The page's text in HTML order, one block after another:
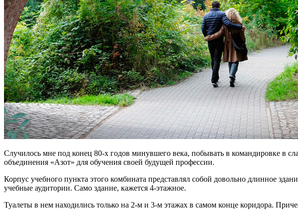
Случилось мне под конец 80-х годов минувшего века, побывать в командировке в
объединения «Азот» для обучения своей будущей профессии.
Корпус учебного пункта этого комбината представлял собой довольно длинное
учебные аудитории. Само здание, кажется 4-этажное.
Туалеты в нем находились только на 2-м и 3-м этажах в самом конце коридора.